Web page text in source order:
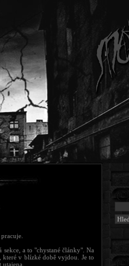
a to "chystané články". Na
které v blízké době vyjdou. Je to